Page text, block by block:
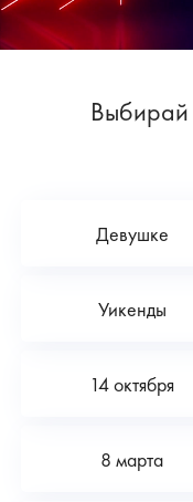
Девушке
Уикенды
14 октября
8 марта